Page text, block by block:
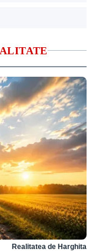
Realitatea de Harghita